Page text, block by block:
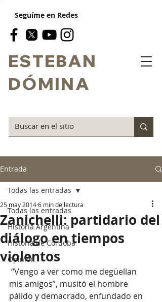
ESTEBAN
DÓMINA
Seguíme en Redes
Entrada
Todas las entradas
Historia Argentina
Historia de Córdoba
Opinión
Todas las entradas
Zanichelli: partidario del
diálogo en tiempos
violentos
25 may 20146 min de lectura
mis amigos”, musitó el hombre
pálido y demacrado, enfundado en